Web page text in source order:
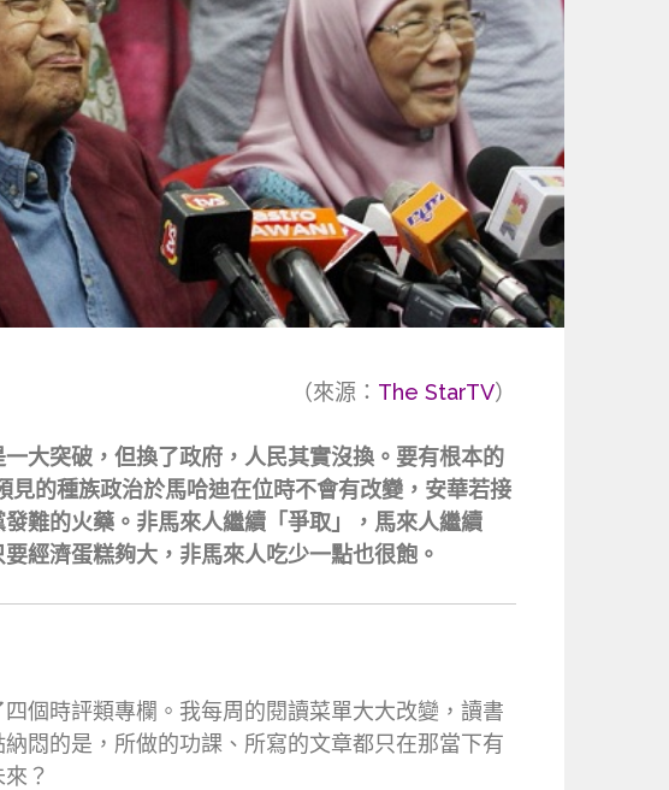
（來源： The StarTV）
大突破，但換了政府，人民其實沒換。要有根本的
的種族政治於馬哈迪在位時不會有改變，安華若接
難的火藥。非馬來人繼續「爭取」，馬來人繼續
經濟蛋糕夠大，非馬來人吃少一點也很飽。
個時評類專欄。我每周的閱讀菜單大大改變，讀書
悶的是，所做的功課、所寫的文章都只在那當下有
？